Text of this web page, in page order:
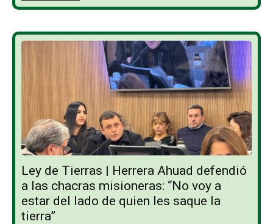
Ley de Tierras | Herrera Ahuad defendió
a las chacras misioneras: “No voy a
estar del lado de quien les saque la
tierra”